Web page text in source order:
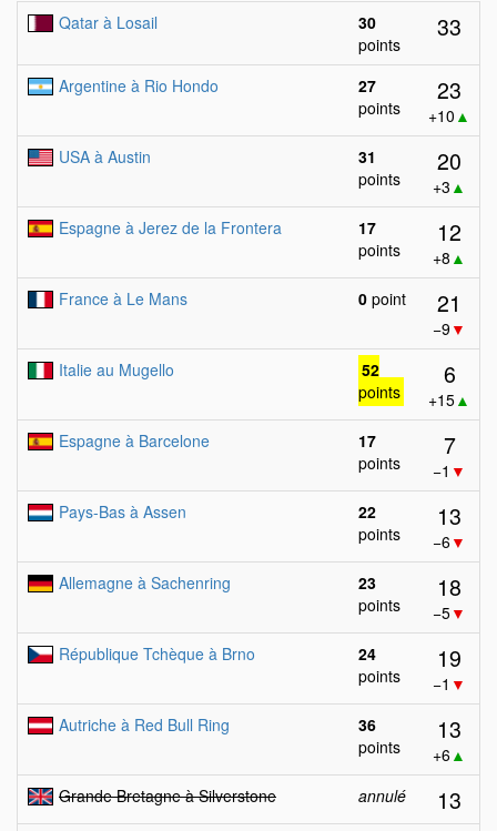
Qatar à Losail
30
points
33
Argentine à Rio Hondo
27
points
23
+10 ▲
USA à Austin
31
points
20
+3 ▲
Espagne à Jerez de la Frontera
17
points
12
+8 ▲
France à Le Mans
0 point 21
−9▼
Italie au Mugello
52
points
6
+15▲
Espagne à Barcelone
17
points
7
−1 ▼
Pays-Bas à Assen
22
points
13
−6▼
Allemagne à Sachenring
23
points
18
−5▼
République Tchèque à Brno
24
points
19
−1 ▼
Autriche à Red Bull Ring
36
points
13
+6▲
Grande Bretagne à Silverstone
annulé 13